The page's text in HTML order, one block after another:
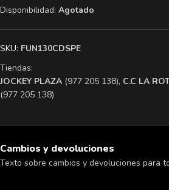
Disponibilidad: Agotado
SKU: FUN130CDSPE
Tiendas:
​JOCKEY PLAZA (977 205 138), ​C.C LA
(977 205 138)
Cambios y devoluciones
Texto sobre cambios y devoluciones para